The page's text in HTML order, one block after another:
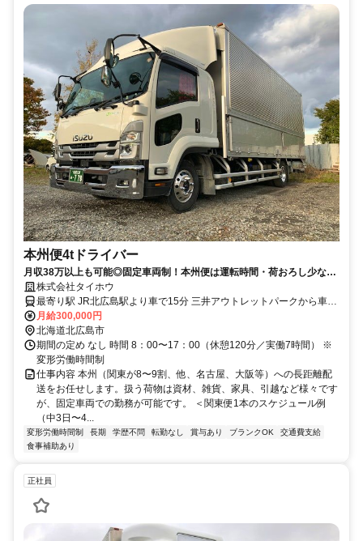
本州便4tドライバー
月収38万以上も可能◎固定車両制！本州便は運転時間・荷おろし少なめ
です♪株式会社タイホウ
最寄り駅 JR北広島駅より車で15分 三井アウトレットパークから車で
5分
月給300,000円
北海道北広島市
期間の定め なし 時間 8：00〜17：00（休憩120分／実働7時間） ※
変形労働時間制
仕事内容 本州（関東が8〜9割、他、名古屋、大阪等）への長距離配
送をお任せします。扱う荷物は資材、雑貨、家具、引越など様々です
が、固定車両での勤務が可能です。 ＜関東便1本のスケジュール例
（中3日〜4...
変形労働時間制 長期 学歴不問 転勤なし 賞与あり ブランクOK
交通費支給
食事補助あり
正社員